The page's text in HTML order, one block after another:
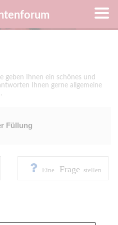
geben Ihnen ein schönes und
Ihnen gerne allgemeine
Füllung
Eine Frage stellen